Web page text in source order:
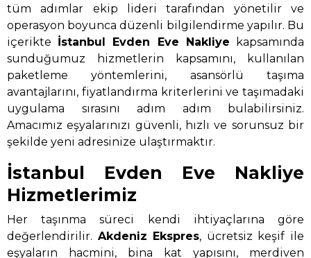
tüm adımlar ekip lideri tarafından yönetilir ve
operasyon boyunca düzenli bilgilendirme yapılır. Bu
içerikte İstanbul Evden Eve Nakliye kapsamında
sunduğumuz hizmetlerin kapsamını, kullanılan
paketleme yöntemlerini, asansörlü taşıma
avantajlarını, fiyatlandırma kriterlerini ve taşımadaki
uygulama sırasını adım adım bulabilirsiniz.
Amacımız eşyalarınızı güvenli, hızlı ve sorunsuz bir
şekilde yeni adresinize ulaştırmaktır.
İstanbul Evden Eve Nakliye
Hizmetlerimiz
Her taşınma süreci kendi ihtiyaçlarına göre
değerlendirilir. Akdeniz Ekspres, ücretsiz keşif ile
eşyaların hacmini, bina kat yapısını, merdiven